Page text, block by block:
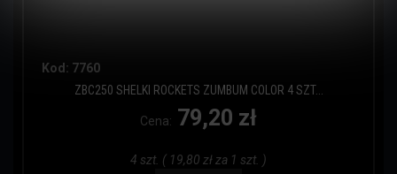
Kod: 7760
ZBC250 SHELKI ROCKETS ZUMBUM COLOR 4 SZT...
Cena: 79,20 zł
4 szt. ( 19,80 zł za 1 szt. )